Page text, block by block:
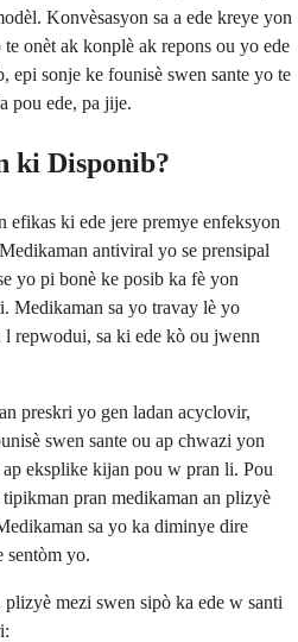
Konvèsasyon sa a ede kreye yon
onèt ak konplè ak repons ou yo ede
epi sonje ke founisè swen sante yo te
pou ede, pa jije.
ki Disponib?
efikas ki ede jere premye enfeksyon
antiviral yo se prensipal
yo pi bonè ke posib ka fè yon
Medikaman sa yo travay lè yo
l repwodui, sa ki ede kò ou jwenn
preskri yo gen ladan acyclovir,
swen sante ou ap chwazi yon
eksplike kijan pou w pran li. Pou
pran medikaman an plizyè
sa yo ka diminye dire
sentòm yo.
mezi swen sipò ka ede w santi